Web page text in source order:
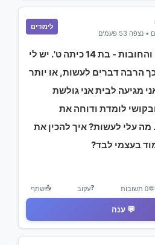
לימודים
דחיית הלימודים והחובות - בת 14 כיתה ט'. יש לי
הרבה דברים לעשות, או יותר
מגיעה לבית אני גולשת
לומדת ודוחה את
עלי לעשות? איך להכין את
בעצמי לבד?
💬0 תשובות ❓עקוב 📤שתף
💬 ענה